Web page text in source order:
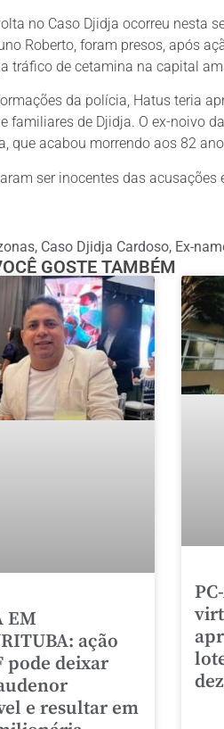
no Caso Djidja ocorreu nesta
Roberto, foram presos, após
tráfico de cetamina na capital
da polícia, Hatus teria
familiares de Djidja. O ex-noivo
que acabou morrendo aos 82
ser inocentes das acusações
, Caso Djidja Cardoso, Ex-
GOSTE TAMBÉM
EM
ação
pode deixar
e resultar em